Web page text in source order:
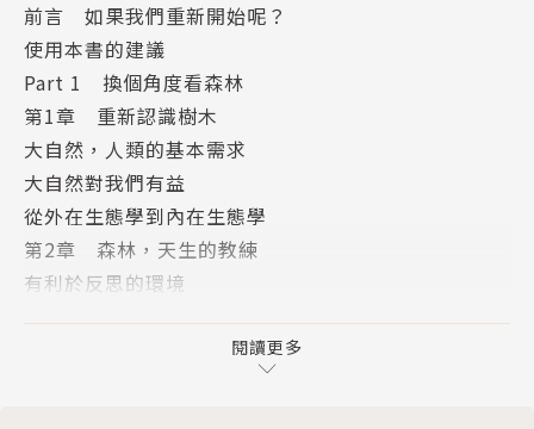
研究結果，那就是樹木能幫助我們保持健康、增強免疫
防禦力，並重拾正向心態。
本書將幫助人們逐漸改變對身處大自然的看法。你將會
發現一個世界，在這裡，即使只做最簡單運動都能產生
巨大的益處。
作者以6個漸進而互補的步驟，介紹50種包含呼吸、氣
功和冥想等身心練習，來擴展讀者的連結與放鬆的進
程，而這些都可以在一年四季中進行。我們將學會如何
透過在森林或公園中的散步以獲得健康，並在城市和大
我們還會發現一種名為「身心調節學」（Sophrologi
前言 如果我們重新開始呢？
使用本書的建議
Part 1 換個角度看森林
第1章 重新認識樹木
大自然，人類的基本需求
大自然對我們有益
從外在生態學到內在生態學
第2章 森林，天生的教練
有利於反思的環境
閱讀更多